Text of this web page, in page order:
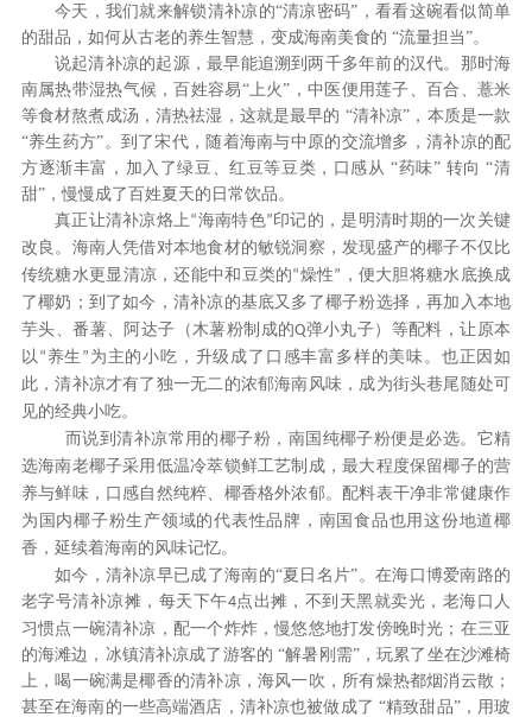
今天，我们就来解锁清补凉的“清凉密码”，看看这碗看似简单
的甜品，如何从古老的养生智慧，变成海南美食的 “流量担当”。
说起清补凉的起源，最早能追溯到两千多年前的汉代。那时海
南属热带湿热气候，百姓容易“上火”，中医便用莲子、百合、薏米
等食材熬煮成汤，清热祛湿，这就是最早的 “清补凉”，本质是一款
“养生药方”。到了宋代，随着海南与中原的交流增多，清补凉的配
方逐渐丰富，加入了绿豆、红豆等豆类，口感从 “药味” 转向 “清
甜”，慢慢成了百姓夏天的日常饮品。
真正让清补凉烙上 “海南特色”印记的，是明清时期的一次关键
改良。海南人凭借对本地食材的敏锐洞察，发现盛产的椰子不仅比
传统糖水更显清凉，还能中和豆类的“燥性” ，便大胆将糖水底换成
了椰奶 ；到了如今，清补凉的基底又多了椰子粉选择，再加入本地
芋头、番薯、阿达子（木薯粉制成的Q弹小丸子）等配料，让原本
以 “ 养生 ” 为主的小吃，升级成了口感丰富多样的美味。也正因如
此，清补凉才有了独一无二的浓郁海南风味，成为街头巷尾随处可
见的经典小吃。
而说到清补凉常用的椰子粉，南国纯椰子粉便是必选。它精
选海南老椰子采用 低温冷萃锁鲜工艺制成，最大程度保留椰子的营
养与鲜味 ， 口感自然纯粹 椰香格外浓郁。配料表干净非常健康作
为国内椰子粉生产领域的代表性品牌，南国食品也用这份地道椰
香，延续着海南的风味记忆。
如今，清补凉早已成了海南的“夏日名片”。在海口博爱南路的
老字号清补凉摊，每天下午4点出摊，不到天黑就卖光，老海口人
习惯点一碗清补凉，配一个炸炸，慢悠悠地打发傍晚时光；在三亚
的海滩边，冰镇清补凉成了游客的 “解暑刚需”，玩累了坐在沙滩椅
上，喝一碗满是椰香的清补凉，海风一吹，所有燥热都烟消云散；
甚至在海南的一些高端酒店，清补凉也被做成了 “精致甜品”，用玻